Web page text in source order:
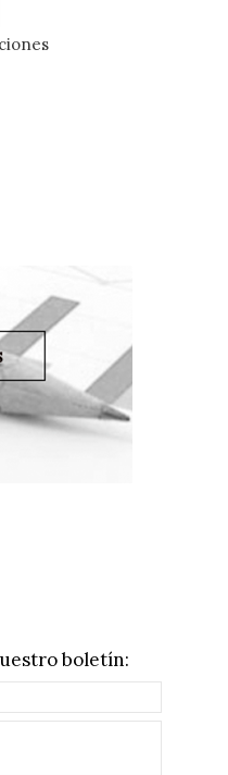
boletín: